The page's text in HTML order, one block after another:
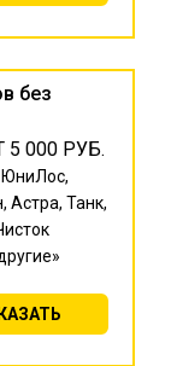
без
5 000 РУБ.
ЮниЛос,
Астра, Танк,